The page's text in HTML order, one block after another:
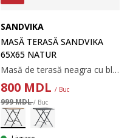
SANDVIKA
MASĂ TERASĂ SANDVIKA
65X65 NATUR
Masă de terasă neagra cu blat din lemn artificial. Cadru și picioare din oțel vopsit cu pulbere. Masa poate fi pliată și depozitată cu ușurință. Lemnul artificial are aspectul și textura lemnului natural fără a fi nevoie de întreținere. 65x65x70 cm
800 MDL / Buc
999 MDL/ Buc